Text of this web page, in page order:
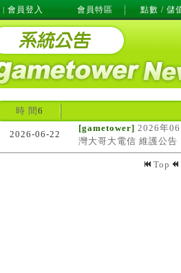
| 會員登入 會員特區 點數 / 儲
時 間 6
2026-06-22
[gametower] 2026年
灣大哥大電信 維護公告
Top